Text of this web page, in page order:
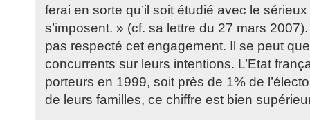
ferai en sorte qu’il soit étudié avec le
s’imposent. » (cf. sa lettre du 27 mars 2007).
pas respecté cet engagement. Il se peut
concurrents sur leurs intentions. L’Etat
porteurs en 1999, soit près de 1% de
de leurs familles, ce chiffre est bien